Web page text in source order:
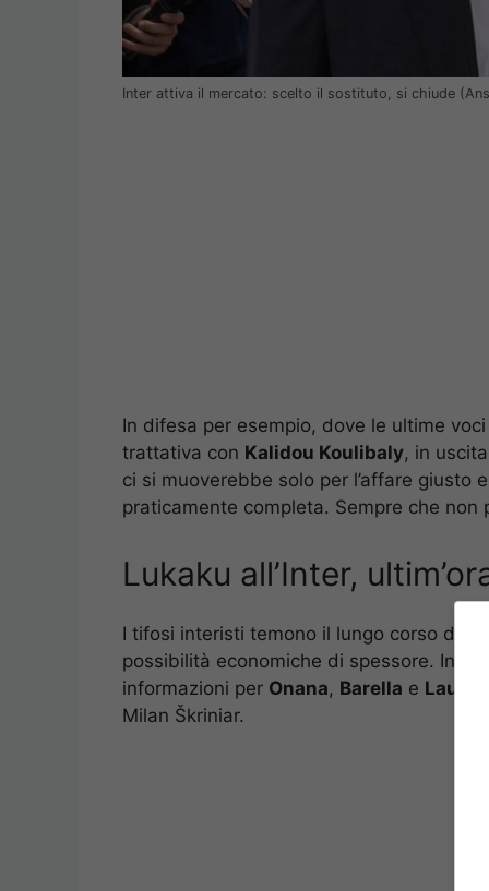
Inter attiva il mercato: scelto il sostituto, si chiude
In difesa per esempio, dove le ultime
trattativa con Kalidou Koulibaly, in
ci si muoverebbe solo per l’affare giusto
praticamente completa. Sempre che non
Lukaku all’Inter,
I tifosi interisti temono il lungo corso del
possibilità economiche di spessore.
informazioni per Onana, Barella e
Milan Škriniar.